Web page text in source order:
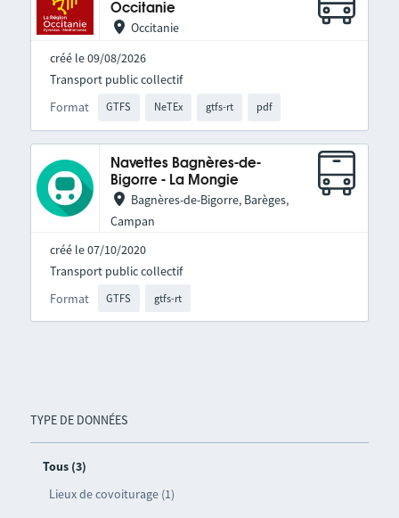
TYPE DE DONNÉES
Tous (3)
Lieux de covoiturage (1)
Occitanie
Occitanie
créé le 09/08/2026
Format GTFS NeTEx gtfs-rt pdf
Transport public collectif
Navettes Bagnères-de-
Bigorre - La Mongie
Bagnères-de-Bigorre, Barèges,
Campan
créé le 07/10/2020
Format GTFS gtfs-rt
Transport public collectif